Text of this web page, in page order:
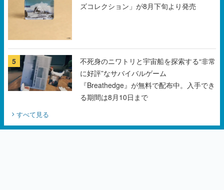
ズコレクション」が8月下旬より発売
5
不死身のニワトリと宇宙船を探索する“非常
に好評”なサバイバルゲーム
『Breathedge』が無料で配布中。入手でき
る期間は8月10日まで
すべて見る